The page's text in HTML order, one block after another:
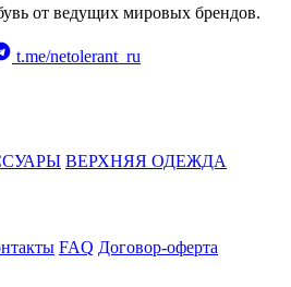
от ведущих мировых брендов.
t.me/netolerant_ru
ВЕРХНЯЯ ОДЕЖДА
FAQ Договор-оферта